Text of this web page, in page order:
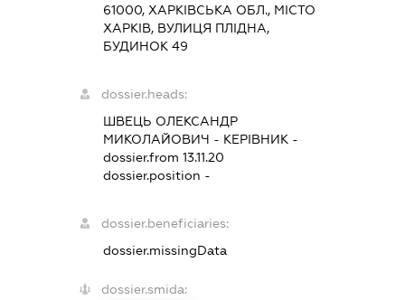
61000, ХАРКІВСЬКА ОБЛ., МІСТО
ХАРКІВ, ВУЛИЦЯ ПЛІДНА,
БУДИНОК 49
dossier.heads:
ШВЕЦЬ ОЛЕКСАНДР
МИКОЛАЙОВИЧ - КЕРІВНИК -
dossier.from 13.11.20
dossier.position -
dossier.beneficiaries:
dossier.missingData
dossier.smida: